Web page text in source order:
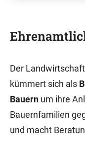
Der
kümmert sich als
Bauern um ihre
Bauernfamilien
und macht